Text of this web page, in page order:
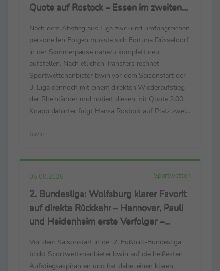
Quote auf Rostock – Essen im zweiten
Nach dem Abstieg aus Liga zwei und umfangreichen
personellen Folgen musste sich Fortuna Düsseldorf
in der Sommerpause nahezu komplett neu
aufstellen. Nach etlichen Transfers rechnet
Sportwettenanbieter bwin vor dem Saisonstart der
3. Liga dennoch mit einem direkten Wiederaufstieg
der Rheinländer und notiert diesen mit Quote 2.00.
Knapp dahinter folgt Hansa Rostock auf Platz zwei
Saisons in die 2. Bundesliga zurück, winkt Quote
bwin
05.08.2026 Sportwetten
2. Bundesliga: Wolfsburg klarer Favorit
auf direkte Rückkehr – Hannover, Pauli
und Heidenheim erste Verfolger –
Vor dem Saisonstart in der 2. Fußball-Bundesliga
blickt Sportwettenanbieter bwin auf die heißesten
Aufstiegsaspiranten und hat dabei einen klaren